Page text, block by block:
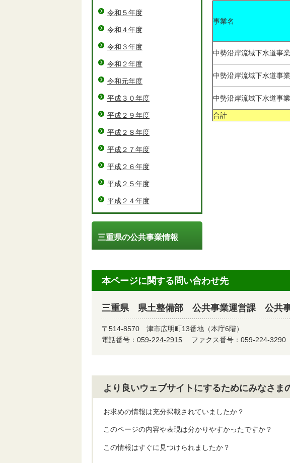
事業名
中勢沿岸流域下水道事業
中勢沿岸流域下水道事業
中勢沿岸流域下水道事業
合計
令和５年度
令和４年度
令和３年度
令和２年度
令和元年度
平成３０年度
平成２９年度
平成２８年度
平成２７年度
平成２６年度
平成２５年度
平成２４年度
三重県の公共事業情報
本ページに関する問い合わせ先
三重県 県土整備部 公共事業運営課 公共
〒514-8570 津市広明町13番地（本庁6階）
電話番号： 059-224-2915 ファクス番号：059-224-3290
より良いウェブサイトにするためにみなさま
お求めの情報は充分掲載されていましたか？
このページの内容や表現は分かりやすかったですか？
この情報はすぐに見つけられましたか？